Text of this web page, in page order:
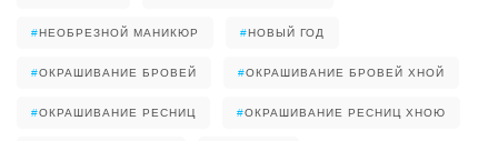
#НЕОБРЕЗНОЙ МАНИКЮР #НОВЫЙ ГОД
#ОКРАШИВАНИЕ БРОВЕЙ #ОКРАШИВАНИЕ БРОВЕЙ ХНОЙ
#ОКРАШИВАНИЕ РЕСНИЦ #ОКРАШИВАНИЕ РЕСНИЦ ХНОЮ